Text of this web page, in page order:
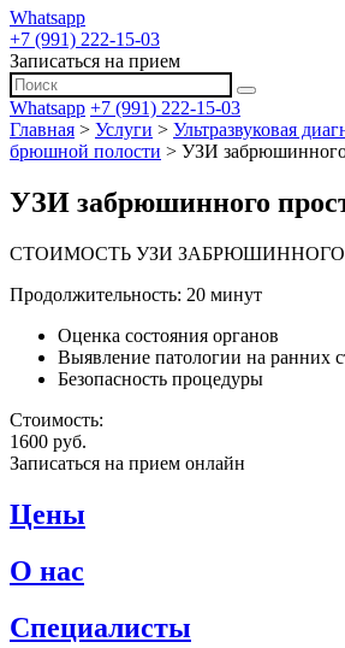
Whatsapp
+7 (991) 222-15-03
Записаться на прием
Whatsapp +7 (991) 222-15-03
Главная > Услуги > Ультразвуковая
брюшной полости > УЗИ забрюшинного
УЗИ забрюшинного
СТОИМОСТЬ УЗИ ЗАБРЮШИННОГО
Продолжительность: 20 минут
Оценка состояния органов
Выявление патологии на ранних
Безопасность процедуры
Стоимость:
1600 руб.
Записаться на прием онлайн
Цены
О нас
Специалисты